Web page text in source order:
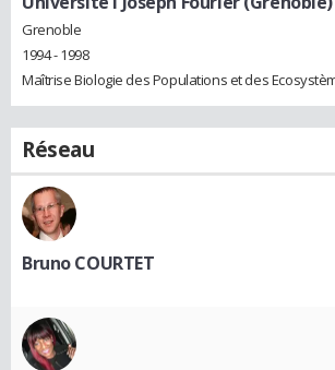
Grenoble
1994 - 1998
Maîtrise Biologie des Populations et des
Réseau
Bruno COURTET